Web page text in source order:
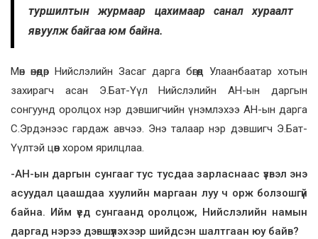
туршилтын журмаар цахимаар санал хураалт
явуулж байгаа юм байна.
Мөн өнөөдөр Нийслэлийн Засаг дарга бөгөөд Улаанбаатар хотын
захирагч асан Э.Бат-Үүл Нийслэлийн АН-ын даргын
сонгуунд оролцох нэр дэвшигчийн үнэмлэхээ АН-ын дарга
С.Эрдэнээс гардаж авчээ. Энэ талаар нэр дэвшигч Э.Бат-
Үүлтэй цөөн хором ярилцлаа.
-АН-ын даргын сунгааг тус тусдаа зарласнаас үзвэл энэ
асуудал цаашдаа хуулийн маргаан луу ч орж болзошгүй
байна. Ийм үед сунгаанд оролцож, Нийслэлийн намын
даргад нэрээ дэвшүүлэхээр шийдсэн шалтгаан юу байв?